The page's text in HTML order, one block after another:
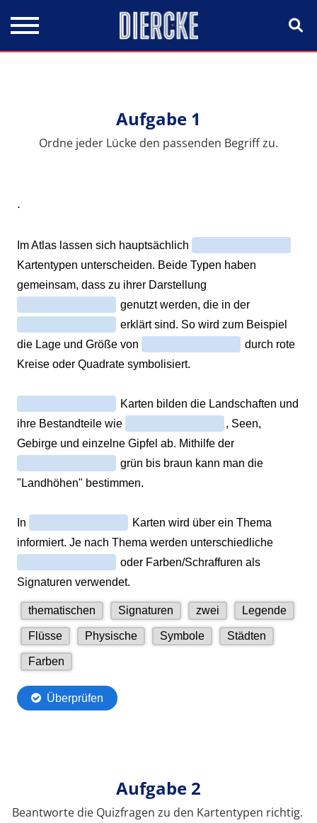
Aufgabe 1
Ordne jeder Lücke den passenden Begriff zu.
Aufgabe 2
Beantworte die Quizfragen zu den Kartentypen richtig.